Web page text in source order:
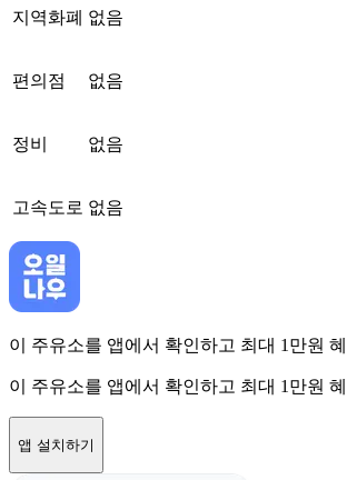
지역화폐 없음
편의점 없음
정비 없음
고속도로 없음
이 주유소를 앱에서 확인하고 최대 1만원
이 주유소를 앱에서 확인하고 최대 1만원
앱 설치하기